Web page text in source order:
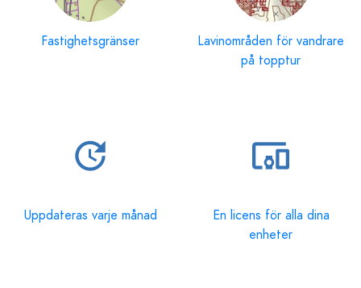
Fastighets­gränser
Lavinområden för vandrare
på topptur
Uppdateras varje månad
En licens för alla dina
enheter